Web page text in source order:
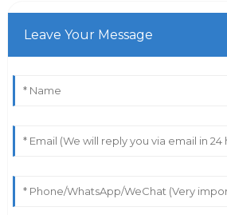
Leave Your Message